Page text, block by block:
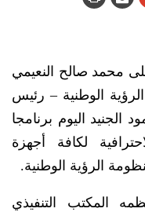
محمد صالح النعيمي
الوطنية – رئيس
الجنيد اليوم برنامجا
لكافة أجهزة
الرؤية الوطنية.
المكتب التنفيذي